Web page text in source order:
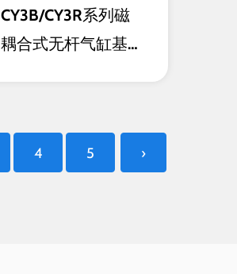
CY3B/CY3R系列磁
耦合式无杆气缸基本
4 5 ›